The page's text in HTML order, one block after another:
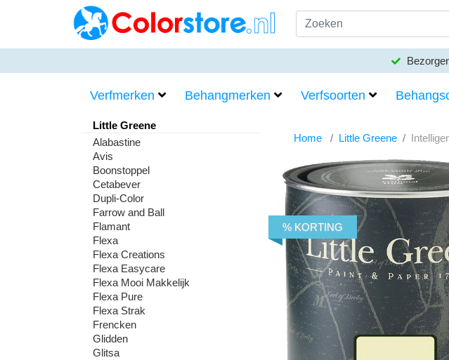
Verfmerken Behangmerken Verfsoorten
Little Greene
Alabastine
Avis
Boonstoppel
Cetabever
Dupli-Color
Farrow and Ball
Flamant
Flexa
Flexa Creations
Flexa Easycare
Flexa Mooi Makkelijk
Flexa Pure
Flexa Strak
Frencken
Glidden
Glitsa
Home Little Greene
% KORTING